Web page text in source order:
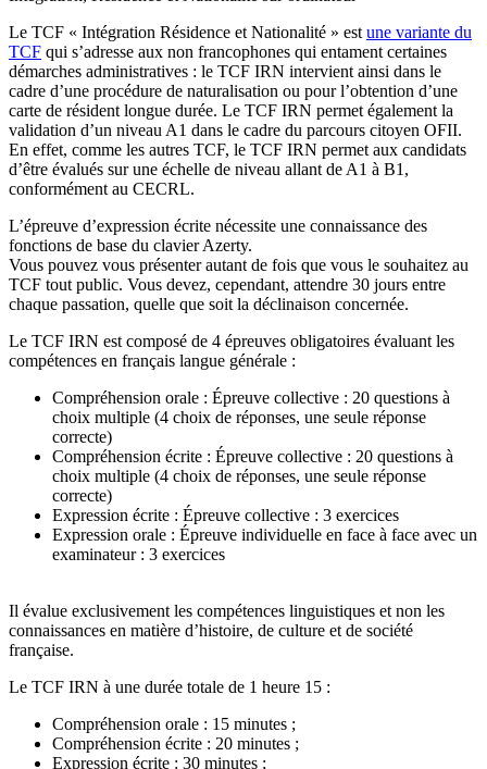
Le TCF « Intégration Résidence et Nationalité » est une variante du
TCF qui s’adresse aux non francophones qui entament certaines
démarches administratives : le TCF IRN intervient ainsi dans le
cadre d’une procédure de naturalisation ou pour l’obtention d’une
carte de résident longue durée. Le TCF IRN permet également la
validation d’un niveau A1 dans le cadre du parcours citoyen OFII.
En effet, comme les autres TCF, le TCF IRN permet aux candidats
d’être évalués sur une échelle de niveau allant de A1 à B1,
conformément au CECRL.
L’épreuve d’expression écrite nécessite une connaissance des
fonctions de base du clavier Azerty.
Vous pouvez vous présenter autant de fois que vous le souhaitez au
TCF tout public. Vous devez, cependant, attendre 30 jours entre
chaque passation, quelle que soit la déclinaison concernée.
Le TCF IRN est composé de 4 épreuves obligatoires évaluant les
compétences en français langue générale :
Compréhension orale : Épreuve collective : 20 questions à
choix multiple (4 choix de réponses, une seule réponse
correcte)
Compréhension écrite : Épreuve collective : 20 questions à
choix multiple (4 choix de réponses, une seule réponse
correcte)
Expression écrite : Épreuve collective : 3 exercices
Expression orale : Épreuve individuelle en face à face avec un
examinateur : 3 exercices
Il évalue exclusivement les compétences linguistiques et non les
connaissances en matière d’histoire, de culture et de société
française.
Le TCF IRN à une durée totale de 1 heure 15 :
Compréhension orale : 15 minutes ;
Compréhension écrite : 20 minutes ;
Expression écrite : 30 minutes ;